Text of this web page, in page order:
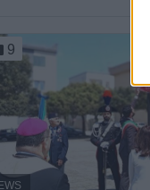
9